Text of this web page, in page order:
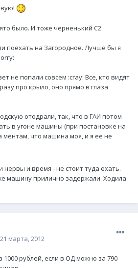
было. И тоже черненький С2
поехать на Загородное. Лучше бы я
не попали совсем :cray: Все, кто видят
про крыло, оно прямо в глаза
отодрали, так, что в ГАИ потом
в угоне машины (при постановке на
ментам, что машина моя, и я ее не
нервы и время - не стоит туда ехать.
машину прилично задержали. Ходила
21 марта, 2012
рублей, если в ОД можно за 790